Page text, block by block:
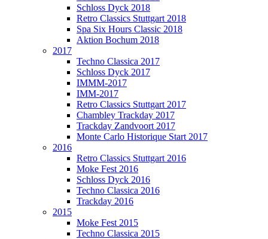
Schloss Dyck 2018
Retro Classics Stuttgart 2018
Spa Six Hours Classic 2018
Aktion Bochum 2018
2017
Techno Classica 2017
Schloss Dyck 2017
IMMM-2017
IMM-2017
Retro Classics Stuttgart 2017
Chambley Trackday 2017
Trackday Zandvoort 2017
Monte Carlo Historique Start 2017
2016
Retro Classics Stuttgart 2016
Moke Fest 2016
Schloss Dyck 2016
Techno Classica 2016
Trackday 2016
2015
Moke Fest 2015
Techno Classica 2015